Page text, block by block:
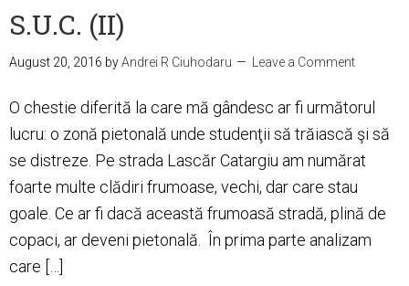
S.U.C. (II)
August 20, 2016 byAndrei R Ciuhodaru Leave a Comment
O chestie diferită la care mă gândesc ar fi următorul
lucru: o zonă pietonală unde studenţii să trăiască şi să
se distreze. Pe strada Lascăr Catargiu am numărat
foarte multe clădiri frumoase, vechi, dar care stau
goale. Ce ar fi dacă această frumoasă stradă, plină de
copaci, ar deveni pietonală. În prima parte analizam
care […]